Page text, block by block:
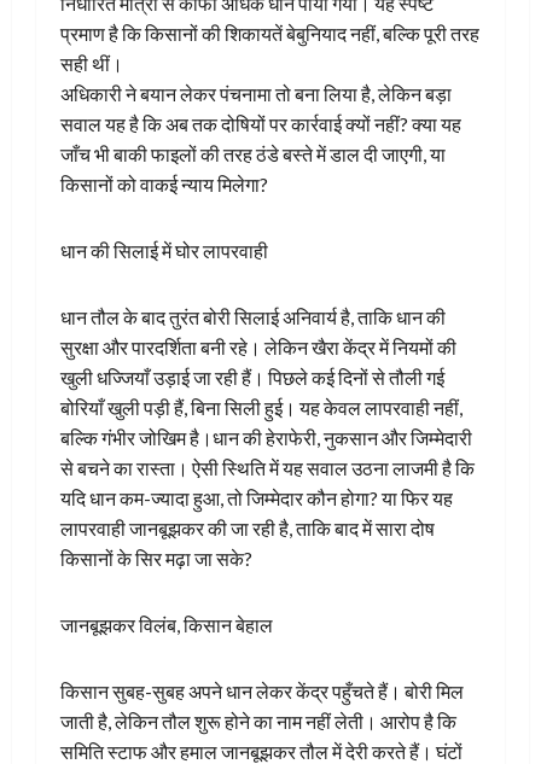
प्रमाण है कि किसानों की शिकायतें बेबुनियाद नहीं, बल्कि पूरी तरह
सही थीं।
अधिकारी ने बयान लेकर पंचनामा तो बना लिया है, लेकिन बड़ा
सवाल यह है कि अब तक दोषियों पर कार्रवाई क्यों नहीं? क्या यह
जाँच भी बाकी फाइलों की तरह ठंडे बस्ते में डाल दी जाएगी, या
किसानों को वाकई न्याय मिलेगा?
धान की सिलाई में घोर लापरवाही
धान तौल के बाद तुरंत बोरी सिलाई अनिवार्य है, ताकि धान की
सुरक्षा और पारदर्शिता बनी रहे। लेकिन खैरा केंद्र में नियमों की
खुली धज्जियाँ उड़ाई जा रही हैं। पिछले कई दिनों से तौली गई
बोरियाँ खुली पड़ी हैं, बिना सिली हुई। यह केवल लापरवाही नहीं,
बल्कि गंभीर जोखिम है।धान की हेराफेरी, नुकसान और जिम्मेदारी
से बचने का रास्ता। ऐसी स्थिति में यह सवाल उठना लाजमी है कि
यदि धान कम-ज्यादा हुआ, तो जिम्मेदार कौन होगा? या फिर यह
लापरवाही जानबूझकर की जा रही है, ताकि बाद में सारा दोष
किसानों के सिर मढ़ा जा सके?
जानबूझकर विलंब, किसान बेहाल
किसान सुबह-सुबह अपने धान लेकर केंद्र पहुँचते हैं। बोरी मिल
जाती है, लेकिन तौल शुरू होने का नाम नहीं लेती। आरोप है कि
समिति स्टाफ और हमाल जानबूझकर तौल में देरी करते हैं। घंटों